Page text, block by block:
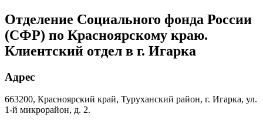
Отделение Социального фонда России
(СФР) по Красноярскому краю.
Клиентский отдел в г. Игарка
Адрес
663200, Красноярский край, Туруханский район, г. Игарка, ул.
1-й микрорайон, д. 2.